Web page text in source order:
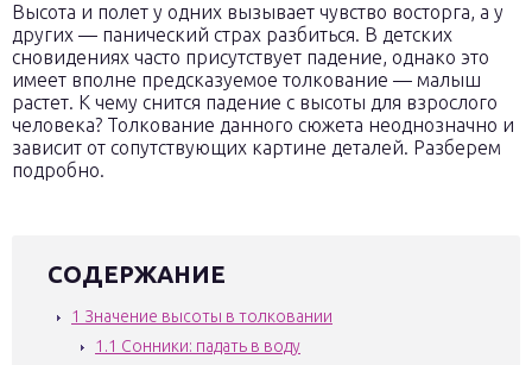
Высота и полет у одних вызывает чувство восторга, а у
других — панический страх разбиться. В детских
сновидениях часто присутствует падение, однако это
имеет вполне предсказуемое толкование — малыш
растет. К чему снится падение с высоты для взрослого
человека? Толкование данного сюжета неоднозначно и
зависит от сопутствующих картине деталей. Разберем
подробно.
СОДЕРЖАНИЕ
1 Значение высоты в толковании
1.1 Сонники: падать в воду